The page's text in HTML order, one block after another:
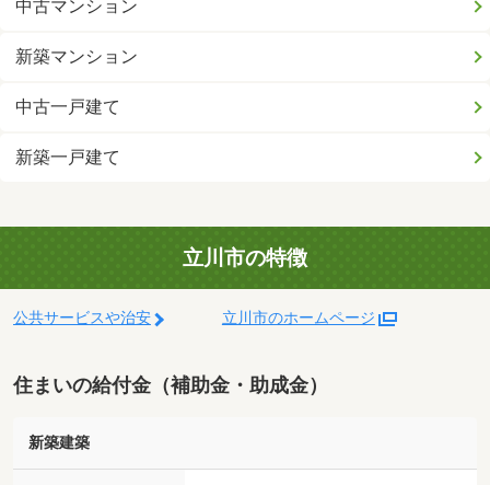
中古マンション
新築マンション
中古一戸建て
新築一戸建て
立川市の特徴
公共サービスや治安 立川市のホームページ
住まいの給付金（補助金・助成金）
新築建築